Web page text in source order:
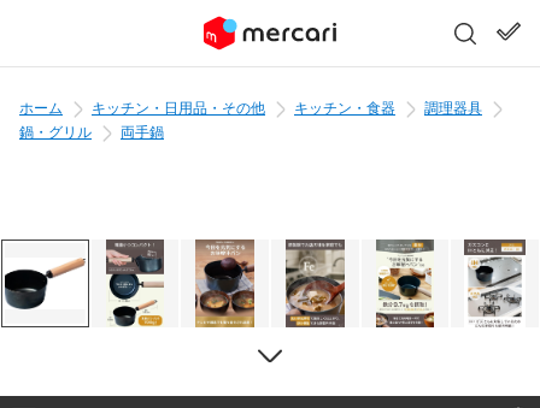
ホーム キッチン・日用品・その他 キッチン・食器
調理器具
鍋・グリル
両手鍋